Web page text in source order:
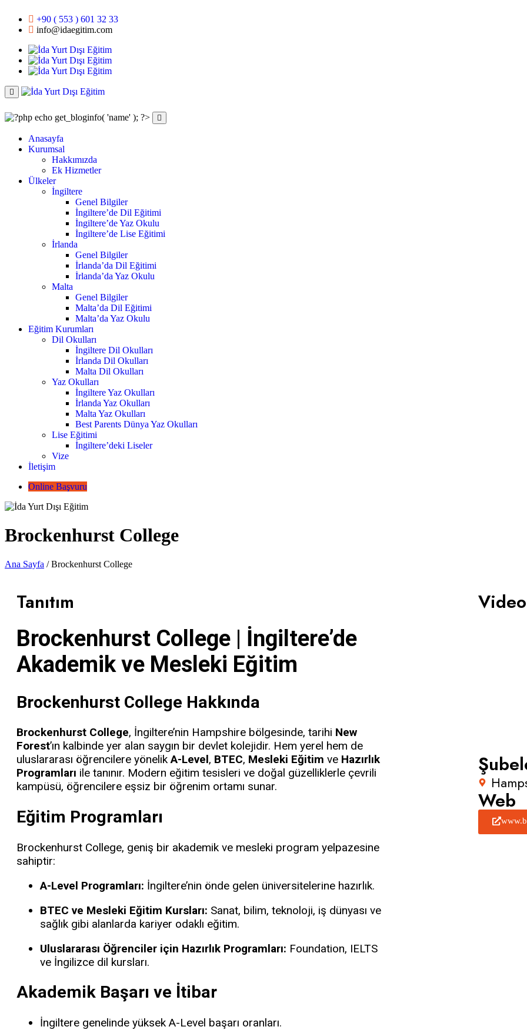
+90 ( 553 ) 601 32 33
info@idaegitim.com
Anasayfa
Kurumsal
Hakkımızda
Ek Hizmetler
Ülkeler
İngiltere
Genel Bilgiler
İngiltere’de Dil Eğitimi
İngiltere’de Yaz Okulu
İngiltere’de Lise Eğitimi
İrlanda
Genel Bilgiler
İrlanda’da Dil Eğitimi
İrlanda’da Yaz Okulu
Malta
Genel Bilgiler
Malta’da Dil Eğitimi
Malta’da Yaz Okulu
Eğitim Kurumları
Dil Okulları
İngiltere Dil Okulları
İrlanda Dil Okulları
Malta Dil Okulları
Yaz Okulları
İngiltere Yaz Okulları
İrlanda Yaz Okulları
Malta Yaz Okulları
Best Parents Dünya Yaz Okulları
Lise Eğitimi
İngiltere’deki Liseler
Vize
İletişim
Online Başvuru
Brockenhurst College
Ana Sayfa / Brockenhurst College
Tanıtım
Brockenhurst College | İngiltere’de
Akademik ve Mesleki Eğitim
Brockenhurst College Hakkında
Brockenhurst College, İngiltere’nin Hampshire bölgesinde, tarihi New
Forest’ın kalbinde yer alan saygın bir devlet kolejidir. Hem yerel hem de
uluslararası öğrencilere yönelikA-Level, BTEC, Mesleki Eğitim ve Hazırlık
Programları ile tanınır. Modern eğitim tesisleri ve doğal güzelliklerle çevrili
kampüsü, öğrencilere eşsiz bir öğrenim ortamı sunar.
Eğitim Programları
Brockenhurst College, geniş bir akademik ve mesleki program yelpazesine
sahiptir:
A-Level Programları: İngiltere’nin önde gelen üniversitelerine hazırlık.
BTEC ve Mesleki Eğitim Kursları: Sanat, bilim, teknoloji, iş dünyası ve
sağlık gibi alanlarda kariyer odaklı eğitim.
Uluslararası Öğrenciler için Hazırlık Programları: Foundation, IELTS
ve İngilizce dil kursları.
Akademik Başarı ve İtibar
İngiltere genelinde yüksek A-Level başarı oranları.
Video
Web